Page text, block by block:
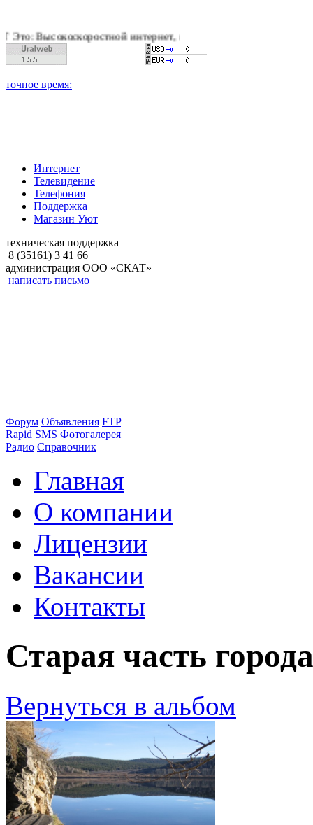
интернет, качественное цифровое и кабельное
Интернет
Телевидение
Телефония
Поддержка
Магазин Уют
техническая поддержка
8 (35161) 3 41 66
администрация ООО «СКАТ»
написать письмо
Форум Объявления FTP
Rapid SMS Фотогалерея
Радио Справочник
Главная
О компании
Лицензии
Вакансии
Контакты
Старая часть
Вернуться в альбом